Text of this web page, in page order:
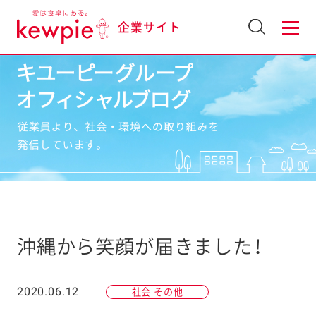
企業サイト
沖縄から笑顔が届きました！
2020.06.12 社会 その他